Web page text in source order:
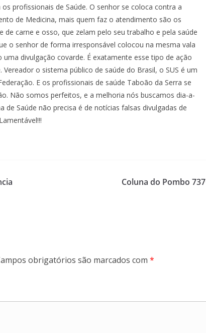
profissionais de Saúde. O senhor se coloca contra a
de Medicina, mais quem faz o atendimento são os
carne e osso, que zelam pelo seu trabalho e pela saúde
o senhor de forma irresponsável colocou na mesma vala
divulgação covarde. É exatamente esse tipo de ação
o sistema público de saúde do Brasil, o SUS é um
E os profissionais de saúde Taboão da Serra se
Não somos perfeitos, e a melhoria nós buscamos dia-a-
Saúde não precisa é de notícias falsas divulgadas de
Coluna do Pombo 737
obrigatórios são marcados com *